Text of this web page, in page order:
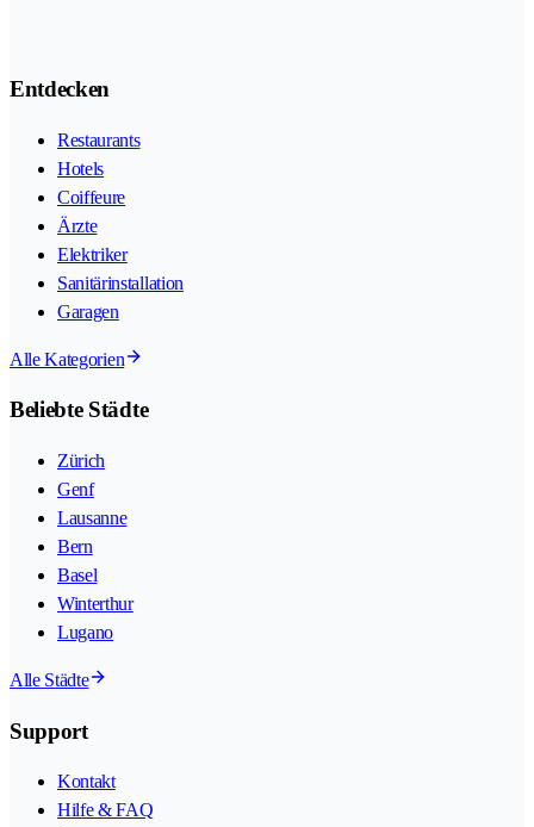
Entdecken
Restaurants
Hotels
Coiffeure
Ärzte
Elektriker
Sanitärinstallation
Garagen
Alle Kategorien
Beliebte Städte
Zürich
Genf
Lausanne
Bern
Basel
Winterthur
Lugano
Alle Städte
Support
Kontakt
Hilfe & FAQ